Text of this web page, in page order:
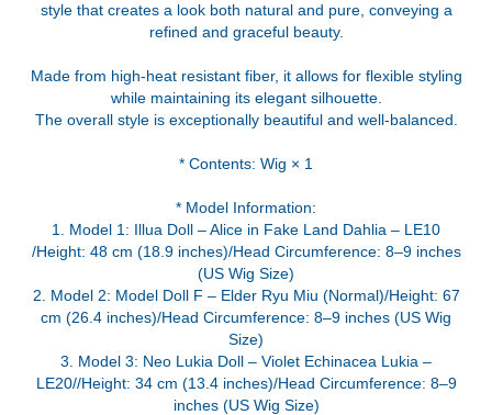
style that creates a look both natural and pure, conveying a
refined and graceful beauty.
Made from high-heat resistant fiber, it allows for flexible styling
while maintaining its elegant silhouette.
The overall style is exceptionally beautiful and well-balanced.
* Contents: Wig × 1
* Model Information:
1. Model 1: Illua Doll – Alice in Fake Land Dahlia – LE10
/Height: 48 cm (18.9 inches)/Head Circumference: 8–9 inches
(US Wig Size)
2. Model 2: Model Doll F – Elder Ryu Miu (Normal)/Height: 67
cm (26.4 inches)/Head Circumference: 8–9 inches (US Wig
Size)
3. Model 3: Neo Lukia Doll – Violet Echinacea Lukia –
LE20//Height: 34 cm (13.4 inches)/Head Circumference: 8–9